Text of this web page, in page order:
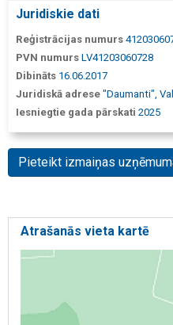
Juridiskie dati
Reģistrācijas numurs
PVN numurs LV41203060728
Dibināts 16.06.2017
Juridiskā adrese "Daumanti",
Iesniegtie gada pārskati 2025
Pieteikt izmaiņas
Atrašanās vieta kartē